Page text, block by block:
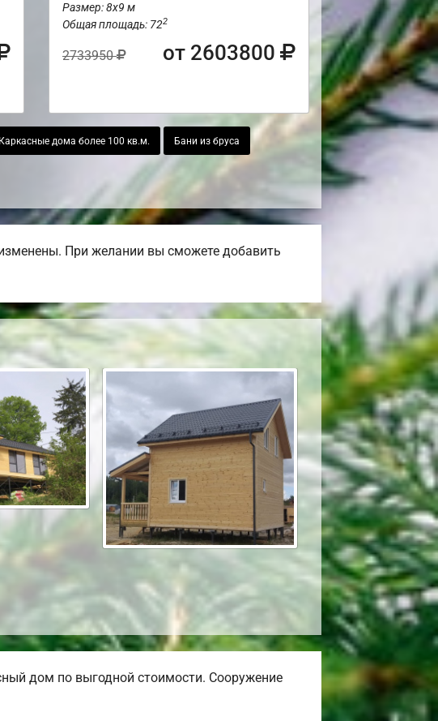
Размер: 8х9 м
Общая площадь: 722
2733950 от 2603800
Каркасные дома более 100 кв.м. Бани из бруса
При желании вы сможете добавить
дом по выгодной стоимости. Сооружение